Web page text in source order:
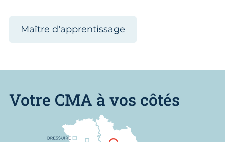
Maître d’apprentissage
Votre CMA à vos côtés